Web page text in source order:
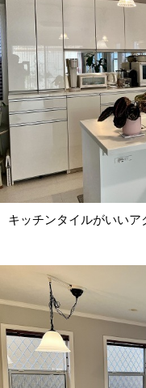
キッチンタイルがいいア